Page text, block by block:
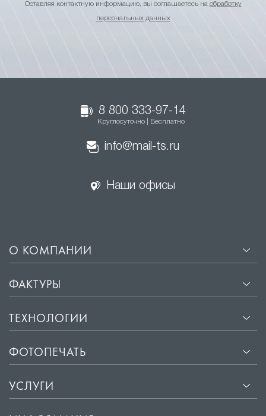
Оставляя контактную информацию, вы соглашаетесь на обработку
персональных данных
8 800 333-97-14
Круглосуточно | Бесплатно
info@mail-ts.ru
Наши офисы
О КОМПАНИИ
ФАКТУРЫ
ТЕХНОЛОГИИ
ФОТОПЕЧАТЬ
УСЛУГИ